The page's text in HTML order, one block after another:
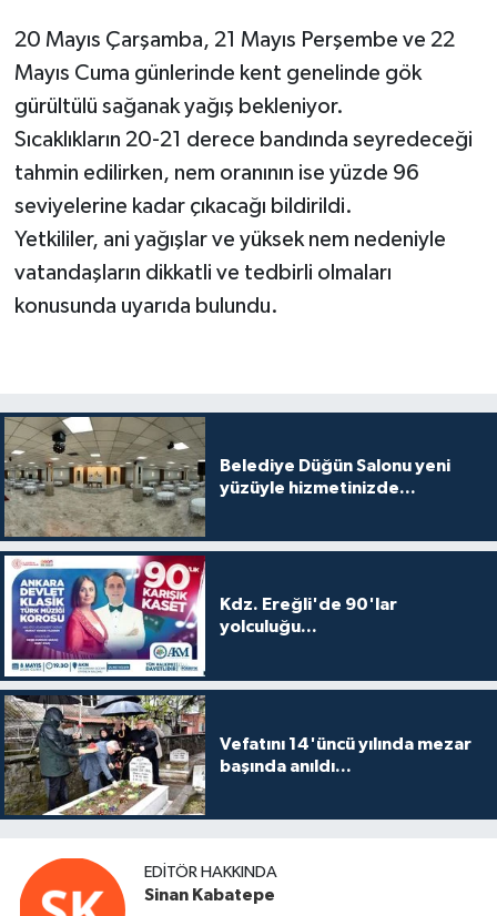
20 Mayıs Çarşamba, 21 Mayıs Perşembe ve 22
Mayıs Cuma günlerinde kent genelinde gök
gürültülü sağanak yağış bekleniyor.
Sıcaklıkların 20-21 derece bandında seyredeceği
tahmin edilirken, nem oranının ise yüzde 96
seviyelerine kadar çıkacağı bildirildi.
Yetkililer, ani yağışlar ve yüksek nem nedeniyle
vatandaşların dikkatli ve tedbirli olmaları
konusunda uyarıda bulundu.
Belediye Düğün Salonu yeni
yüzüyle hizmetinizde...
Kdz. Ereğli'de 90'lar
yolculuğu...
Vefatını 14'üncü yılında mezar
başında anıldı...
EDITÖR HAKKINDA
Sinan Kabatepe